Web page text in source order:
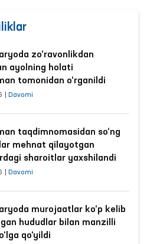
zo‘ravonlikdan
ayolning holati
tomonidan o‘rganildi
Davomi
taqdimnomasidan so‘ng
mehnat qilayotgan
sharoitlar yaxshilandi
Davomi
murojaatlar ko‘p kelib
hududlar bilan manzilli
qo‘yildi